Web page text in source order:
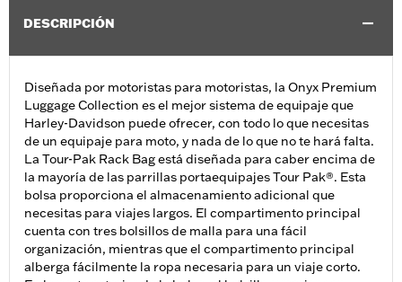
DESCRIPCIÓN
Diseñada por motoristas para motoristas, la Onyx Premium
Luggage Collection es el mejor sistema de equipaje que
Harley-Davidson puede ofrecer, con todo lo que necesitas
de un equipaje para moto, y nada de lo que no te hará falta.
La Tour-Pak Rack Bag está diseñada para caber encima de
la mayoría de las parrillas portaequipajes Tour Pak®. Esta
bolsa proporciona el almacenamiento adicional que
necesitas para viajes largos. El compartimento principal
cuenta con tres bolsillos de malla para una fácil
organización, mientras que el compartimento principal
alberga fácilmente la ropa necesaria para un viaje corto.